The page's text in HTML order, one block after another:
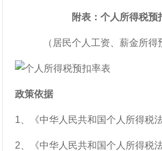
附表：个人所得税预
（居民个人工资、薪金所得
政策依据
1、《中华人民共和国个人所得税法
2、《中华人民共和国个人所得税